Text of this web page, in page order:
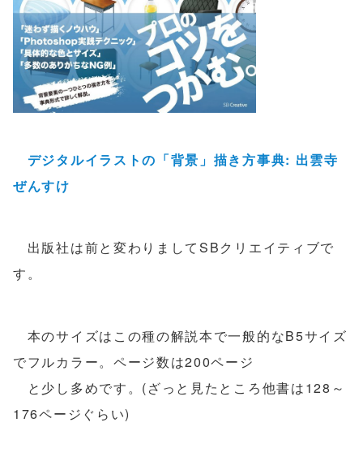
デジタルイラストの「背景」描き方事典: 出雲寺
ぜんすけ
出版社は前と変わりましてSBクリエイティブで
す。
本のサイズはこの種の解説本で一般的なB5サイズ
でフルカラー。ページ数は200ページ
と少し多めです。(ざっと見たところ他書は128～
176ページぐらい)